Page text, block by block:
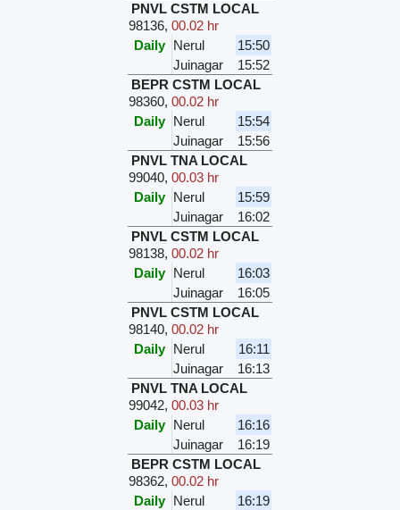
PNVL CSTM LOCAL
98136,00.02 hr
Daily Nerul
15:50
Juinagar
15:52
BEPR CSTM LOCAL
98360,00.02 hr
Daily Nerul
15:54
Juinagar
15:56
PNVL TNA LOCAL
99040,00.03 hr
Daily Nerul
15:59
Juinagar
16:02
PNVL CSTM LOCAL
98138,00.02 hr
Daily Nerul
16:03
Juinagar
16:05
PNVL CSTM LOCAL
98140,00.02 hr
Daily Nerul
16:11
Juinagar
16:13
PNVL TNA LOCAL
99042,00.03 hr
Daily Nerul
16:16
Juinagar
16:19
BEPR CSTM LOCAL
98362,00.02 hr
Daily Nerul
16:19